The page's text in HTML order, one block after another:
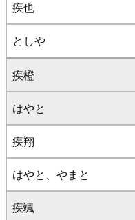
疾也
としや
疾橙
はやと
疾翔
はやと、やまと
疾颯